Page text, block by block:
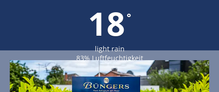
18 °
light rain
83% Luftfeuchtigkeit
Wind: 4m/s NNW
MAX C 18 • MIN C 18